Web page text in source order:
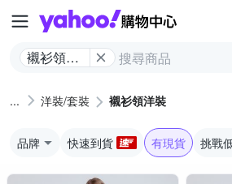
Yahoo
襯衫領洋
洋裝/套裝 襯衫領洋裝
品牌 快速到貨 有現貨 挑戰